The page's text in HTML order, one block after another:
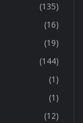
(135)
(16)
(19)
(144)
(1)
(1)
(12)